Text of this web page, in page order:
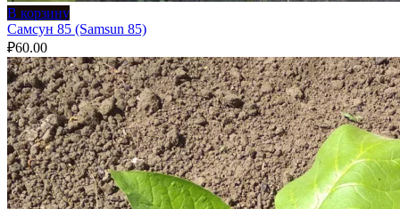
В корзину
Самсун 85 (Samsun 85)
₽60.00